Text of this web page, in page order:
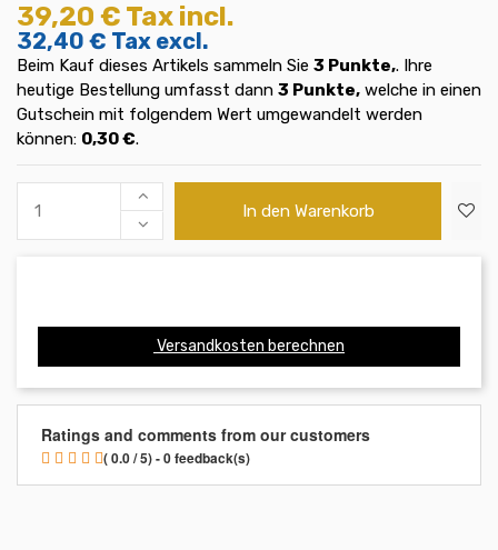
39,20 € Tax incl.
32,40 € Tax excl.
Beim Kauf dieses Artikels sammeln Sie 3 Punkte,. Ihre
heutige Bestellung umfasst dann 3 Punkte, welche in einen
Gutschein mit folgendem Wert umgewandelt werden
können: 0,30 €.
In den Warenkorb
Versandkosten berechnen
Ratings and comments from our customers
( 0.0 / 5) - 0 feedback(s)